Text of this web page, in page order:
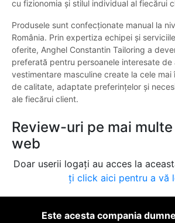
cu fizionomia și stilul individual al fiecărui
Produsele sunt confecționate manual la
România. Prin expertiza echipei și
oferite, Anghel Constantin Tailoring a
preferată pentru persoanele interesate de
vestimentare masculine create la cele
de calitate, adaptate preferințelor și
ale fiecărui client.
Review-uri pe mai
web
Doar userii logați au acces la
ți click aici pentru a vă
Este acesta compania